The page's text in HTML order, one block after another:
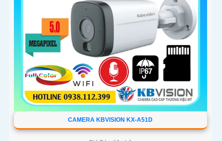
CAMERA KBVISION KX-A51D